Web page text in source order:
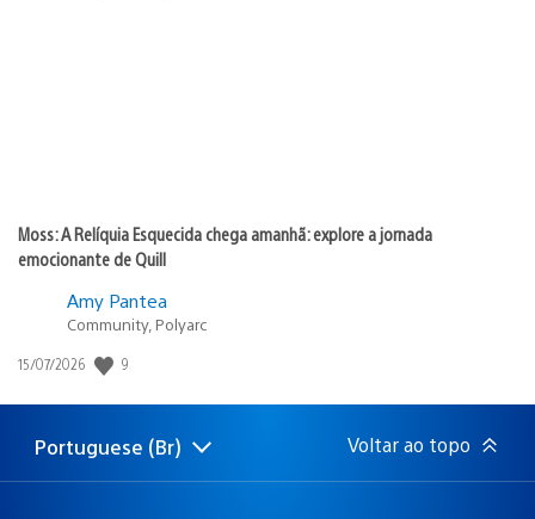
Moss: A Relíquia Esquecida chega amanhã: explore a jornada
emocionante de Quill
Amy Pantea
Community, Polyarc
Data
publicação:
15/07/2026 9
Selecione
uma
Região
atual:
Portuguese (Br) Voltar ao topo